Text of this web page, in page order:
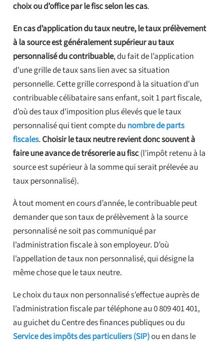
choix ou d’office par le fisc selon les cas.
En cas d’application du taux neutre, le taux prélèvement
à la source est généralement supérieur au taux
personnalisé du contribuable, du fait de l’application
d’une grille de taux sans lien avec sa situation
personnelle. Cette grille correspond à la situation d’un
contribuable célibataire sans enfant, soit 1 part fiscale,
d’où des taux d’imposition plus élevés que le taux
personnalisé qui tient compte du nombre de parts
fiscales. Choisir le taux neutre revient donc souvent à
faire une avance de trésorerie au fisc(l’impôt retenu à la
source est supérieur à la somme qui serait prélevée au
taux personnalisé).
À tout moment en cours d’année, le contribuable peut
demander que son taux de prélèvement à la source
personnalisé ne soit pas communiqué par
l’administration fiscale à son employeur. D’où
l’appellation de taux non personnalisé, qui désigne la
même chose que le taux neutre.
Le choix du taux non personnalisé s’effectue auprès de
l’administration fiscale par téléphone au 0 809 401 401,
au guichet du Centre des finances publiques ou du
Service des impôts des particuliers (SIP)ou en dans le